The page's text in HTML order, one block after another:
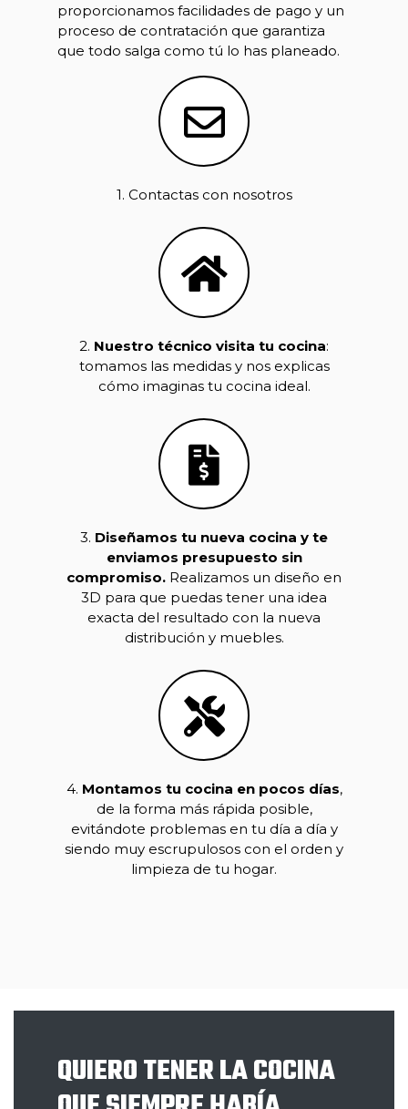
proporcionamos facilidades de pago y un
proceso de contratación que garantiza
que todo salga como tú lo has planeado.
1. Contactas con nosotros
2. Nuestro técnico visita tu cocina:
tomamos las medidas y nos explicas
cómo imaginas tu cocina ideal.
3. Diseñamos tu nueva cocina y te
enviamos presupuesto sin
compromiso. Realizamos un diseño en
3D para que puedas tener una idea
exacta del resultado con la nueva
distribución y muebles.
4. Montamos tu cocina en pocos días,
de la forma más rápida posible,
evitándote problemas en tu día a día y
siendo muy escrupulosos con el orden y
limpieza de tu hogar.
QUIERO TENER LA COCINA